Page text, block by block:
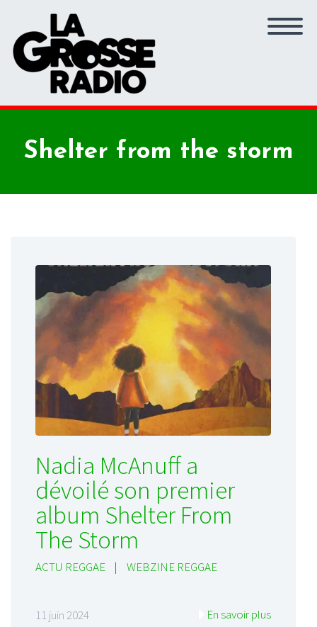
Shelter from the storm
Nadia McAnuff a
dévoilé son premier
album Shelter From
The Storm
ACTU REGGAE | WEBZINE REGGAE
11 juin 2024 En savoir plus